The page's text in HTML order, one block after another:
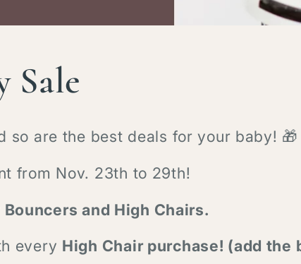
Sale
so are the best deals for your baby! 🎁
from Nov. 23th to 29th!
Bouncers and High Chairs.
every High Chair purchase! (add the